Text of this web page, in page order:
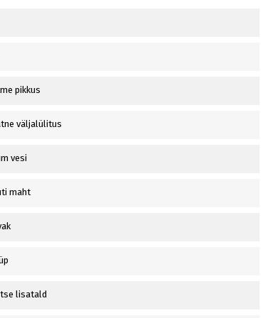
pikkus
väljalülitus
vesi
maht
lisatald